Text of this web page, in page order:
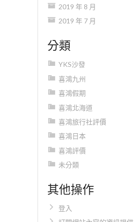
2019 年 8 月
2019 年 7 月
分類
YKS沙發
喜鴻九州
喜鴻假期
喜鴻北海道
喜鴻旅行社評價
喜鴻日本
喜鴻評價
未分類
其他操作
登入